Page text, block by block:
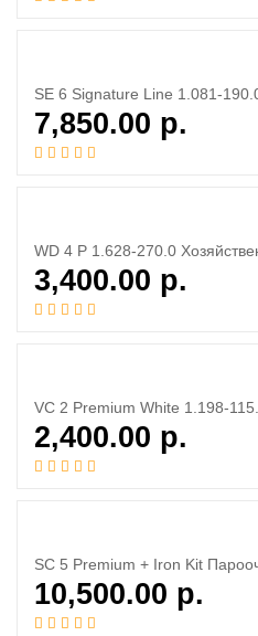
SE 6 Signature Line 1.081-
7,850.00 р.
WD 4 P 1.628-270.0
3,400.00 р.
VC 2 Premium White 1.198-
2,400.00 р.
SC 5 Premium + Iron Kit
10,500.00 р.